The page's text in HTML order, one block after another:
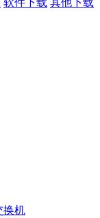
软件下载 其他下载
换机